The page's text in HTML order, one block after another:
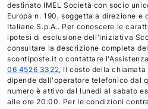
destinato IMEL Società con socio
Europa n. 190, soggetta a direzione e
Italiane S.p.A.. Per conoscere le
ipotesi di esclusione dell'iniziativa
consultare la descrizione completa
scontiposte.it o contattare
06 4526 3322, Il costo della
dipende dall'operatore telefonico dal
numero è attivo dal lunedì al sabato
alle ore 20:00. Per le condizioni